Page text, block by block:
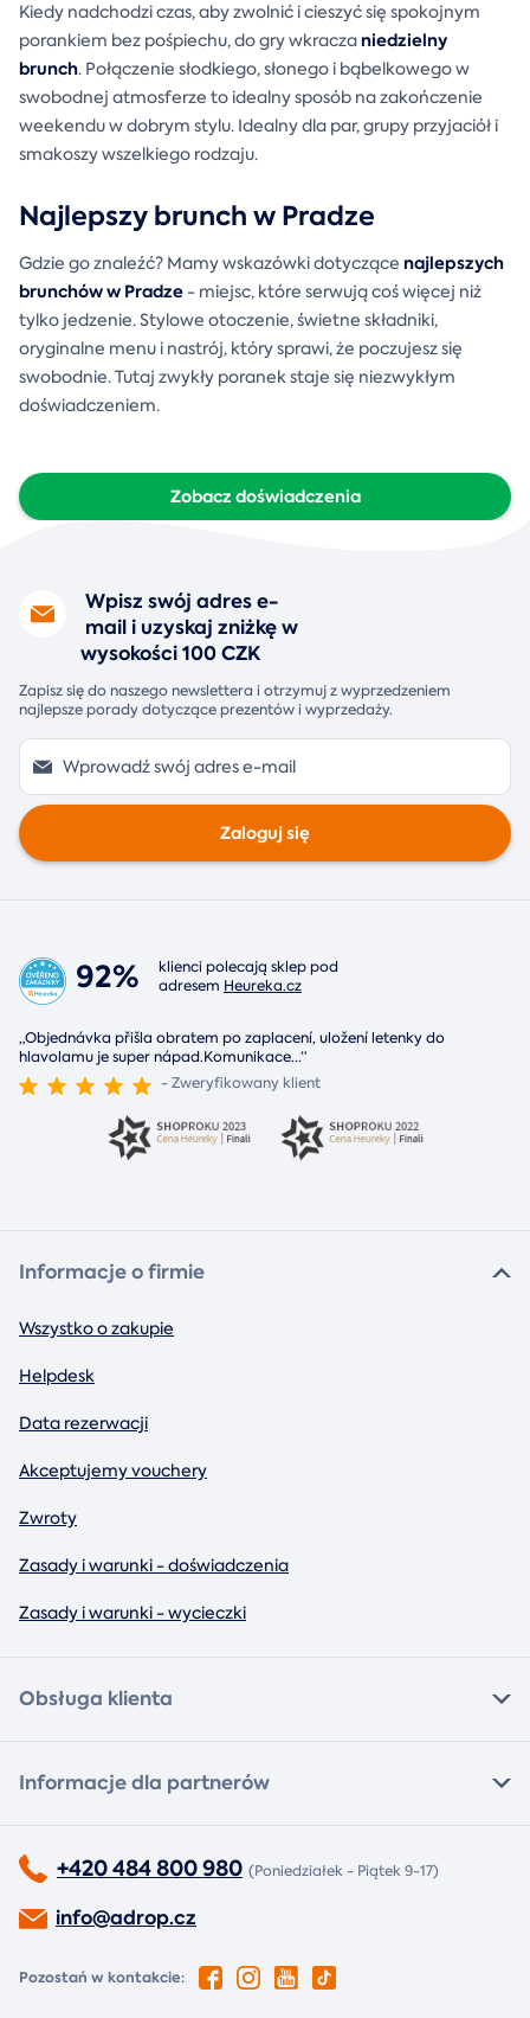
Kiedy nadchodzi czas, aby zwolnić i cieszyć się spokojnym
porankiem bez pośpiechu, do gry wkraczaniedzielny
brunch. Połączenie słodkiego, słonego i bąbelkowego w
swobodnej atmosferze to idealny sposób na zakończenie
weekendu w dobrym stylu. Idealny dla par, grupy przyjaciół i
smakoszy wszelkiego rodzaju.
Najlepszy brunch w Pradze
Gdzie go znaleźć? Mamy wskazówki dotyczące najlepszych
brunchów w Pradze - miejsc, które serwują coś więcej niż
tylko jedzenie. Stylowe otoczenie, świetne składniki,
oryginalne menu i nastrój, który sprawi, że poczujesz się
swobodnie. Tutaj zwykły poranek staje się niezwykłym
doświadczeniem.
Zobacz doświadczenia
Wpisz swój adres e-
mail i uzyskaj zniżkę w
wysokości 100 CZK
Zapisz się do naszego newslettera i otrzymuj z wyprzedzeniem
najlepsze porady dotyczące prezentów i wyprzedaży.
Zaloguj się
92%
klienci polecają sklep pod
adresem Heureka.cz
„Objednávka přišla obratem po zaplacení, uložení letenky do
hlavolamu je super nápad.Komunikace...“
- Zweryfikowany klient
Informacje o firmie
Wszystko o zakupie
Helpdesk
Data rezerwacji
Akceptujemy vouchery
Zwroty
Zasady i warunki - doświadczenia
Zasady i warunki - wycieczki
Obsługa klienta
Informacje dla partnerów
+420 484 800 980 (Poniedziałek - Piątek 9-17)
info@adrop.cz
Pozostań w kontakcie: